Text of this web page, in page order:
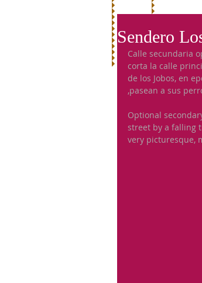
Sendero
Calle secundaria
corta la calle
de los Jobos, en
,pasean a sus
Optional
street by a falling
very picturesque,